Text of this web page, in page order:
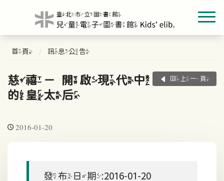
首頁 訊息公告
慈禧－開啟現代中國
的皇太后
回上一頁
2016-01-20
發布日期:2016-01-20